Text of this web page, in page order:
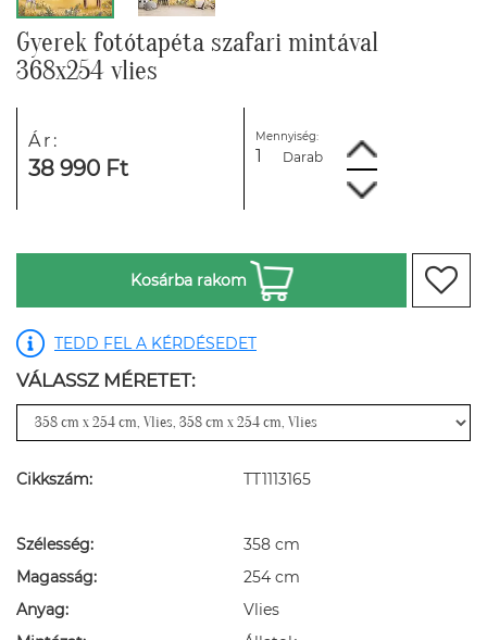
Gyerek fotótapéta szafari mintával
368x254 vlies
Ár:
38 990 Ft
Mennyiség:
Darab
Kosárba rakom
TEDD FEL A KÉRDÉSEDET
VÁLASSZ MÉRETET:
Cikkszám: TT1113165
Szélesség:
358 cm
Magasság:
254 cm
Anyag:
Vlies